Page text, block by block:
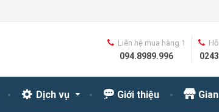
Dịch vụ Giới thiệu
Liên hệ mua hàng 1
094.8989.996